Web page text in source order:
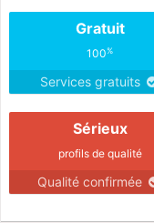
Gratuit
100%
Services gratuits
Sérieux
profils de qualité
Qualité confirmée